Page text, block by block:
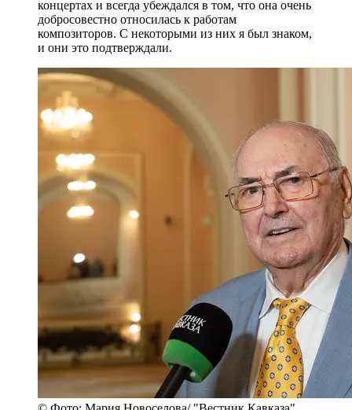
концертах и всегда убеждался в том, что она очень
добросовестно относилась к работам
композиторов. С некоторыми из них я был знаком,
и они это подтверждали.